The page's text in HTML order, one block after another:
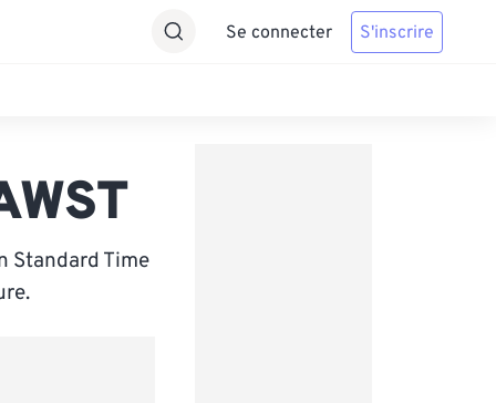
Se connecter S'inscrire
Standard Time